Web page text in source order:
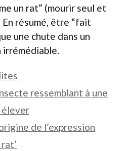
un rat” (mourir seul et
résumé, être “fait
une chute dans un
ressemblant à une
élever
de l’expression